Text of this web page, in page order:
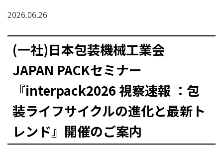
2026.06.26
(一社)日本包装機械工業会
JAPAN PACKセミナー
『interpack2026 視察速報 ：包
装ライフサイクルの進化と最新ト
レンド』開催のご案内